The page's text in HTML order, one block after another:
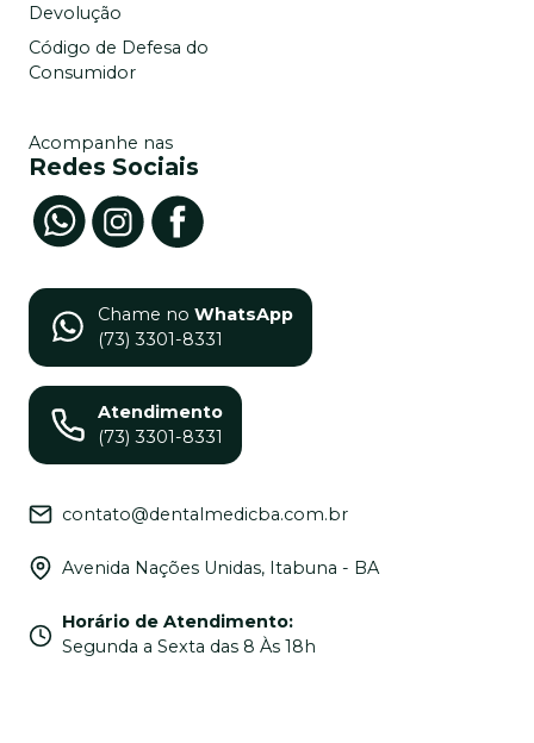
Devolução
Código de Defesa do
Consumidor
Acompanhe nas
Redes Sociais
Chame no WhatsApp
(73) 3301-8331
Atendimento
(73) 3301-8331
contato@dentalmedicba.com.br
Avenida Nações Unidas, Itabuna - BA
Horário de Atendimento:
Segunda a Sexta das 8 Às 18h